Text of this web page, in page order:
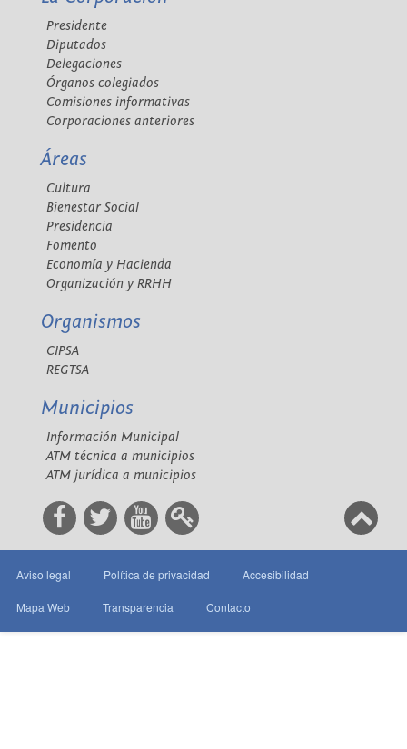
Presidente
Diputados
Delegaciones
Órganos colegiados
Comisiones informativas
Corporaciones anteriores
Áreas
Cultura
Bienestar Social
Presidencia
Fomento
Economía y Hacienda
Organización y RRHH
Organismos
CIPSA
REGTSA
Municipios
Información Municipal
ATM técnica a municipios
ATM jurídica a municipios
Aviso legal Política de privacidad Accesibilidad
Mapa Web Transparencia Contacto